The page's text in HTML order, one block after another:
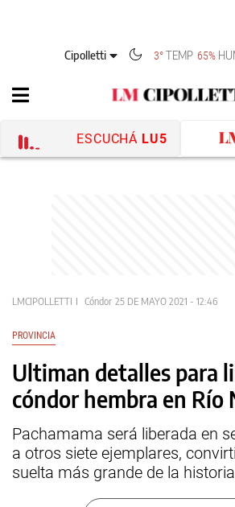
Cipolletti 3°TEMP 65%
ESCUCHÁ LU5
LMCIPOLLETTI Cóndor 25 DE MAYO 2021 - 12:46
PROVINCIA
Ultiman detalles para
cóndor hembra en Río
Pachamama será liberada en
a otros siete ejemplares,
suelta más grande de la